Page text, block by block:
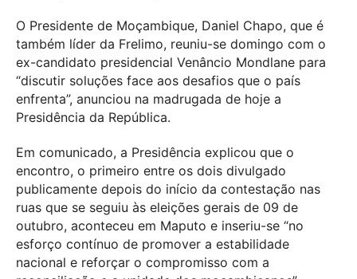
O Presidente de Moçambique, Daniel Chapo, que é
também líder da Frelimo, reuniu-se domingo com o
ex-candidato presidencial Venâncio Mondlane para
“discutir soluções face aos desafios que o país
enfrenta”, anunciou na madrugada de hoje a
Presidência da República.
Em comunicado, a Presidência explicou que o
encontro, o primeiro entre os dois divulgado
publicamente depois do início da contestação nas
ruas que se seguiu às eleições gerais de 09 de
outubro, aconteceu em Maputo e inseriu-se “no
esforço contínuo de promover a estabilidade
nacional e reforçar o compromisso com a